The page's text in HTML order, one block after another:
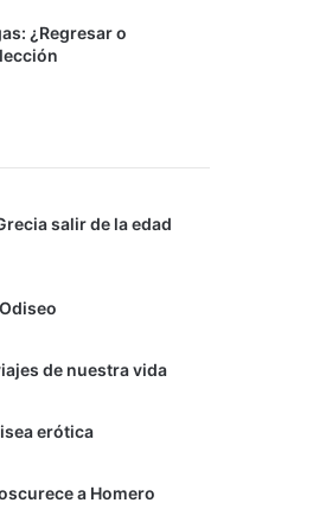
¿Regresar o
salir de la edad
de nuestra vida
erótica
a Homero